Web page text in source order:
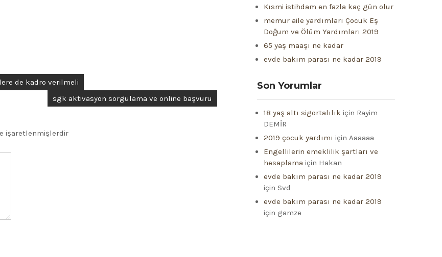
de kadro verilmeli
sgk aktivasyon sorgulama ve online başvuru
işaretlenmişlerdir
Kısmi istihdam en fazla kaç gün olur
memur aile yardımları Çocuk Eş
Doğum ve Ölüm Yardımları 2019
65 yaş maaşı ne kadar
evde bakım parası ne kadar 2019
Son Yorumlar
18 yaş altı sigortalılık için Rayim
DEMİR
2019 çocuk yardımı için Aaaaaa
Engellilerin emeklilik şartları ve
hesaplama için Hakan
evde bakım parası ne kadar 2019
için Svd
evde bakım parası ne kadar 2019
için gamze